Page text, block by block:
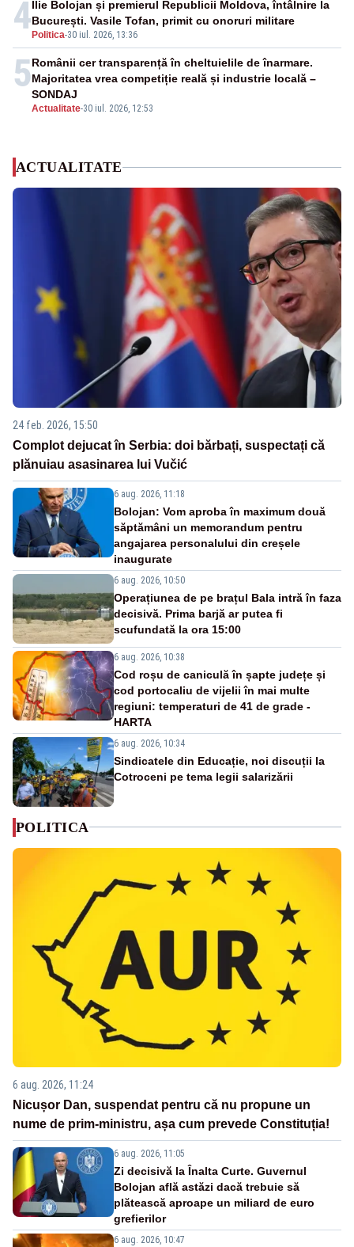
4 Politica-30 iul. 2026, 13:36
Ilie Bolojan și premierul Republicii Moldova, întâlnire la
București. Vasile Tofan, primit cu onoruri militare
5
Actualitate-30 iul. 2026, 12:53
Românii cer transparență în cheltuielile de înarmare.
Majoritatea vrea competiție reală și industrie locală –
SONDAJ
ACTUALITATE
24 feb. 2026, 15:50
Complot dejucat în Serbia: doi bărbați, suspectați că
plănuiau asasinarea lui Vučić
6 aug. 2026, 11:18
Bolojan: Vom aproba în maximum două
săptămâni un memorandum pentru
angajarea personalului din creșele
inaugurate
6 aug. 2026, 10:50
Operațiunea de pe brațul Bala intră în faza
decisivă. Prima barjă ar putea fi
scufundată la ora 15:00
6 aug. 2026, 10:38
Cod roșu de caniculă în șapte județe și
cod portocaliu de vijelii în mai multe
regiuni: temperaturi de 41 de grade -
HARTA
6 aug. 2026, 10:34
Sindicatele din Educație, noi discuții la
Cotroceni pe tema legii salarizării
POLITICA
6 aug. 2026, 11:24
Nicușor Dan, suspendat pentru că nu propune un
nume de prim-ministru, așa cum prevede Constituția!
6 aug. 2026, 11:05
Zi decisivă la Înalta Curte. Guvernul
Bolojan află astăzi dacă trebuie să
plătească aproape un miliard de euro
grefierilor
6 aug. 2026, 10:47